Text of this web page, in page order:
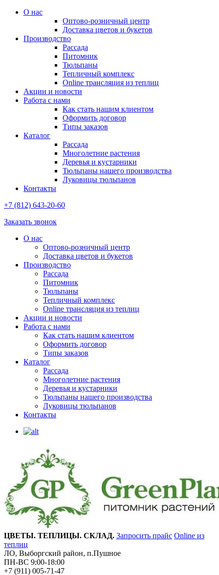
О нас
Оптово-розничный центр
Доставка цветов и букетов
Производство
Рассада
Питомник
Тюльпаны
Тепличный комплекс
Online трансляция из теплиц
Акции и новости
Работа с нами
Как стать нашим клиентом
Оформить договор
Типы заказов
Каталог
Рассада
Многолетние растения
Деревья и кустарники
Тюльпаны нашего производства
Луковицы тюльпанов
Контакты
+7 (812) 643-20-60
Заказать звонок
О нас
Оптово-розничный центр
Доставка цветов и букетов
Производство
Рассада
Питомник
Тюльпаны
Тепличный комплекс
Online трансляция из теплиц
Акции и новости
Работа с нами
Как стать нашим клиентом
Оформить договор
Типы заказов
Каталог
Рассада
Многолетние растения
Деревья и кустарники
Тюльпаны нашего производства
Луковицы тюльпанов
Контакты
ЦВЕТЫ. ТЕПЛИЦЫ. СКЛАД. Запросить прайс Online из
теплиц
ЛО, Выборгский район, п.Пушное
ПН-ВС 9:00-18:00
+7 (911) 005-71-47